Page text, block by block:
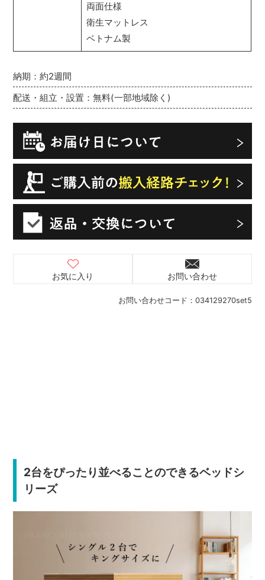
お問い合わせコード： 034129270set5
納期：約2週間
配送・組立・設置：無料(一部地域除く)
お気に入り お問い合わせ
2台をぴったり並べることのできるベッドシ
リーズ
両面仕様
衛生マットレス
ベトナム製